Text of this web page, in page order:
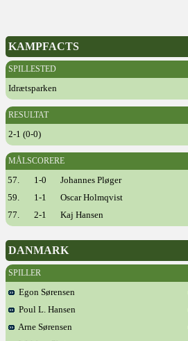
KAMPFACTS
SPILLESTED
Idrætsparken
RESULTAT
2-1 (0-0)
MÅLSCORERE
57. 1-0 Johannes Pløger
59.
1-1
Oscar Holmqvist
77.
2-1 Kaj Hansen
DANMARK
SPILLER
Egon Sørensen
Poul L. Hansen
Arne Sørensen